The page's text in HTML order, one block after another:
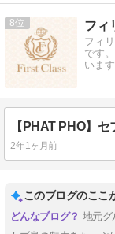
8 フィ
フィ
です
います
2年1ヶ月前
このブログのここ
地元グ